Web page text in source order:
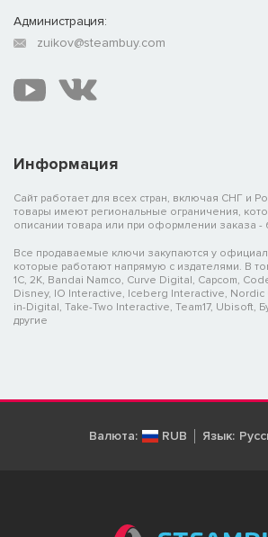
Информация
Сайт работает для всех стран, включая СНГ и
товары имеют региональные ограничения,
описании товара или при оформлении заказа -
Все продаваемые ключи закупаются у
которые работают напрямую с издателями. В
1C, 2K, Bandai Namco, Curve Digital, Capcom,
Disney, IO Interactive, Iceberg Interactive, Nordic
in-Digital, Take-Two Interactive, Team17, Ubisoft,
другие
Администрация:
zuikov@steambuy.com
Валюта: RUB Язык: